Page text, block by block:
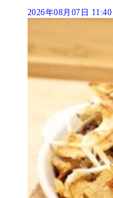
2026年08月07日 11:40